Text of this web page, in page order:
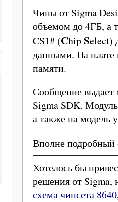
Чипы от Sigma
объемом до 4ГБ, а
CS1# (ChipSelect)
данными. На плате
памяти.
Сообщение выдает
Sigma SDK.
а также на модель
Вполне подробный
Хотелось бы
решения от Sigma,
схема чипсета 8640